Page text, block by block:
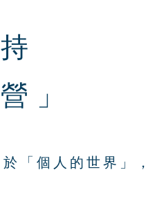
」
「個人的世界」